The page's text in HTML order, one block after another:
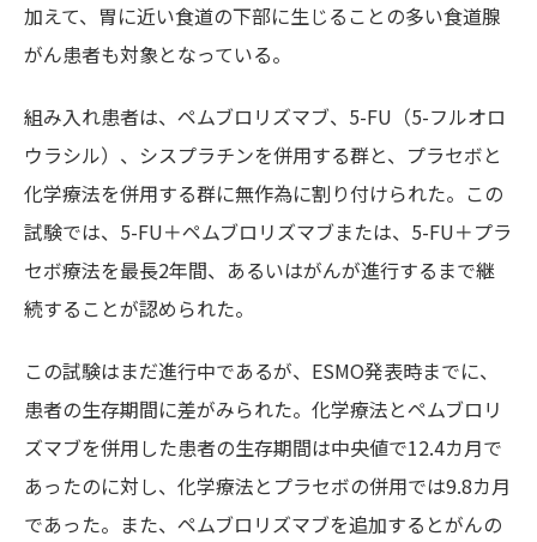
加えて、胃に近い食道の下部に生じることの多い食道腺
がん患者も対象となっている。
組み入れ患者は、ペムブロリズマブ、5-FU（5-フルオロ
ウラシル）、シスプラチンを併用する群と、プラセボと
化学療法を併用する群に無作為に割り付けられた。この
試験では、5-FU＋ペムブロリズマブまたは、5-FU＋プラ
セボ療法を最長2年間、あるいはがんが進行するまで継
続することが認められた。
この試験はまだ進行中であるが、ESMO発表時までに、
患者の生存期間に差がみられた。化学療法とペムブロリ
ズマブを併用した患者の生存期間は中央値で12.4カ月で
あったのに対し、化学療法とプラセボの併用では9.8カ月
であった。また、ペムブロリズマブを追加するとがんの